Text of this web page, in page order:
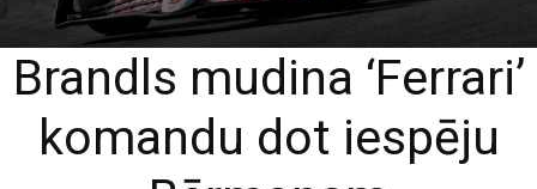
Brandls mudina ‘Ferrari’
komandu dot iespēju